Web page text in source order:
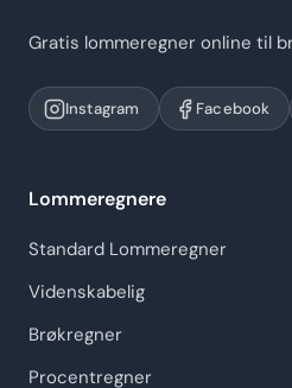
Gratis lommeregner online til
Instagram Facebook
Lommeregnere
Standard Lommeregner
Videnskabelig
Brøkregner
Procentregner